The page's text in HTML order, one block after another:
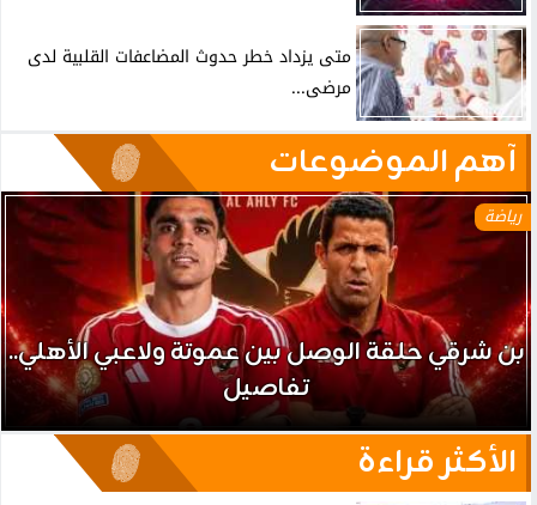
متى يزداد خطر حدوث المضاعفات القلبية لدى
مرضى...
آهم الموضوعات
رياضة
بن شرقي حلقة الوصل بين عموتة ولاعبي الأهلي..
تفاصيل
الأكثر قراءة